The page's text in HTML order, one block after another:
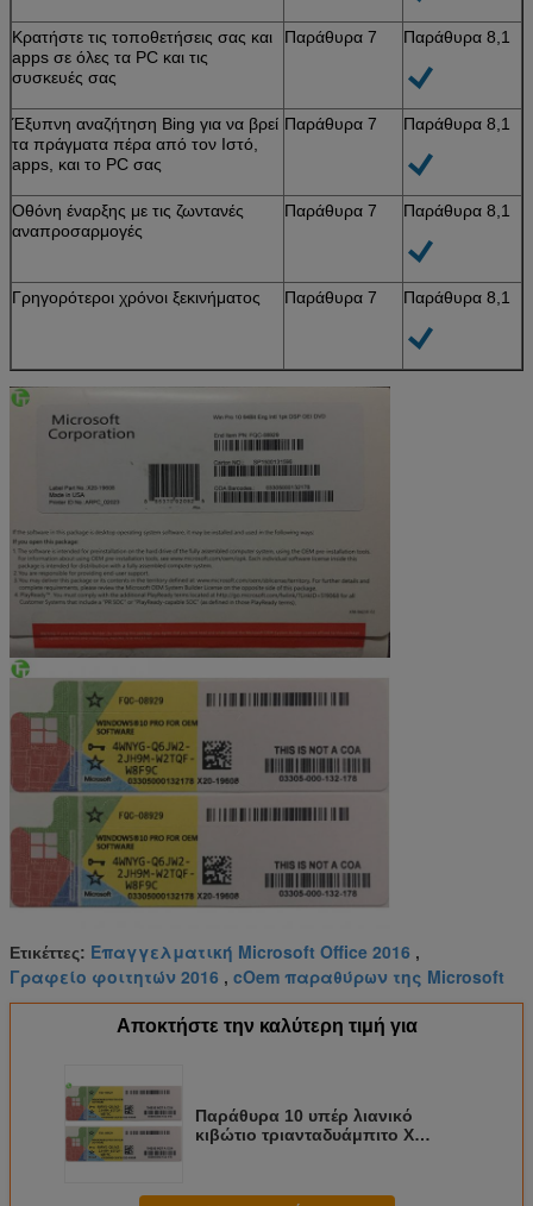
Κρατήστε τις τοποθετήσεις σας και
apps σε όλες τα PC και τις
συσκευές σας
Παράθυρα 7 Παράθυρα 8,1
Έξυπνη αναζήτηση Bing για να βρεί
τα πράγματα πέρα από τον Ιστό,
apps, και το PC σας
Παράθυρα 7 Παράθυρα 8,1
Οθόνη έναρξης με τις ζωντανές
αναπροσαρμογές
Παράθυρα 7 Παράθυρα 8,1
Γρηγορότεροι χρόνοι ξεκινήματος Παράθυρα 7 Παράθυρα 8,1
Ετικέττες: Επαγγελματική Microsoft Office 2016 ,
Γραφείο φοιτητών 2016 , cOem παραθύρων της Microsoft
Αποκτήστε την καλύτερη τιμή για
Παράθυρα 10 υπέρ λιανικό
κιβώτιο τριανταδυάμπιτο Χ
επαγγελματικός cOem